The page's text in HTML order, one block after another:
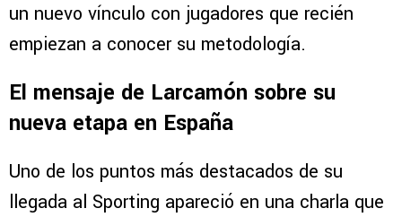
un nuevo vínculo con jugadores que recién
empiezan a conocer su metodología.
El mensaje de Larcamón sobre su
nueva etapa en España
Uno de los puntos más destacados de su
llegada al Sporting apareció en una charla que